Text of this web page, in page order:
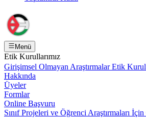
Menü
Etik Kurullarımız
Girişimsel Olmayan Araştırmalar Etik
Hakkında
Üyeler
Formlar
Online Başvuru
Sınıf Projeleri ve Öğrenci Araştırmaları